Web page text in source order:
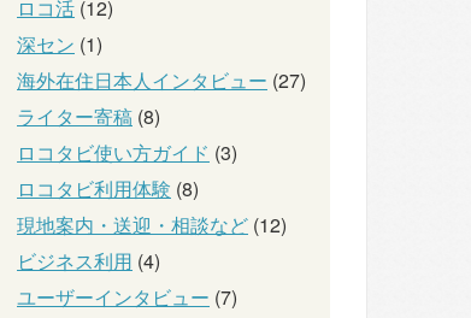
ロコ活 (12)
深セン (1)
海外在住日本人インタビュー (27)
ライター寄稿 (8)
ロコタビ使い方ガイド (3)
ロコタビ利用体験 (8)
現地案内・送迎・相談など (12)
ビジネス利用 (4)
ユーザーインタビュー (7)